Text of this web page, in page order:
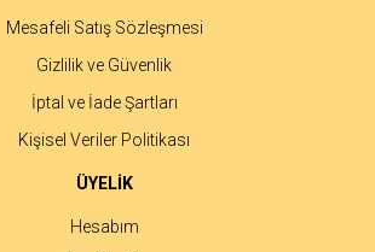
Mesafeli Satış Sözleşmesi
Gizlilik ve Güvenlik
İptal ve İade Şartları
Kişisel Veriler Politikası
ÜYELİK
Hesabım